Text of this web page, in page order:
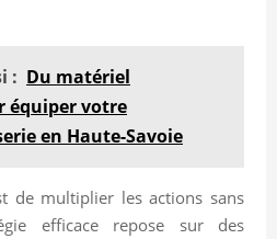
: Du matériel
équiper votre
en Haute-Savoie
de multiplier les actions sans
efficace repose sur des